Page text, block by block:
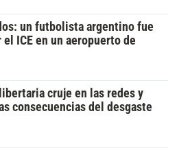
un futbolista argentino fue
ICE en un aeropuerto de
cruje en las redes y
consecuencias del desgaste